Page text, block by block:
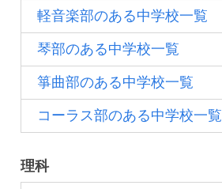
軽音楽部のある中学校一覧
琴部のある中学校一覧
箏曲部のある中学校一覧
コーラス部のある中学校一覧
理科